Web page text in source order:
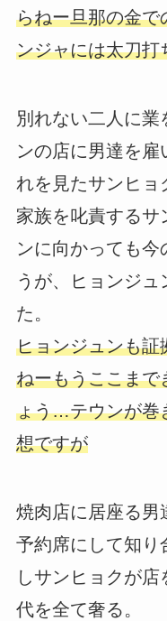
らねー旦那の金で
ンジャには太刀打
別れない二人に業
ンの店に男達を雇
れを見たサンヒョ
家族を叱責するサ
ンに向かっても
うが、ヒョンジュ
た。
ヒョンジュンも証
ねーもうここまで
ょう…テウンが巻
想ですが
焼肉店に居座る男
予約席にして知り
しサンヒョクが
代を全て奢る。